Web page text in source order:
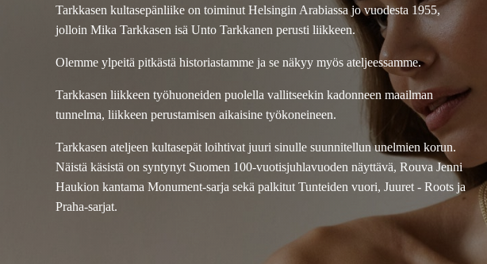
Tarkkasen kultasepänliike on toiminut Helsingin Arabiassa jo vuodesta 1955,
jolloin Mika Tarkkasen isä Unto Tarkkanen perusti liikkeen.
Olemme ylpeitä pitkästä historiastamme ja se näkyy myös ateljeessamme.
Tarkkasen liikkeen työhuoneiden puolella vallitseekin kadonneen maailman
tunnelma, liikkeen perustamisen aikaisine työkoneineen.
Tarkkasen ateljeen kultasepät loihtivat juuri sinulle suunnitellun unelmien korun.
Näistä käsistä on syntynyt Suomen 100-vuotisjuhlavuoden näyttävä, Rouva Jenni
Haukion kantama Monument-sarja sekä palkitut Tunteiden vuori, Juuret - Roots ja
Praha-sarjat.